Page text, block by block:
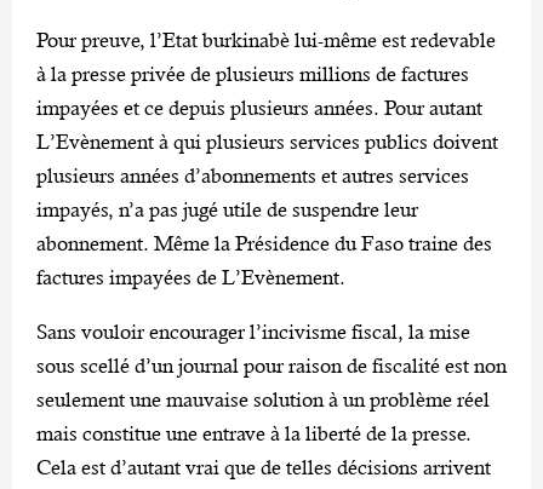
Pour preuve, l’Etat burkinabè lui-même est redevable
à la presse privée de plusieurs millions de factures
impayées et ce depuis plusieurs années. Pour autant
L’Evènement à qui plusieurs services publics doivent
plusieurs années d’abonnements et autres services
impayés, n’a pas jugé utile de suspendre leur
abonnement. Même la Présidence du Faso traine des
factures impayées de L’Evènement.
Sans vouloir encourager l’incivisme fiscal, la mise
sous scellé d’un journal pour raison de fiscalité est non
seulement une mauvaise solution à un problème réel
mais constitue une entrave à la liberté de la presse.
Cela est d’autant vrai que de telles décisions arrivent